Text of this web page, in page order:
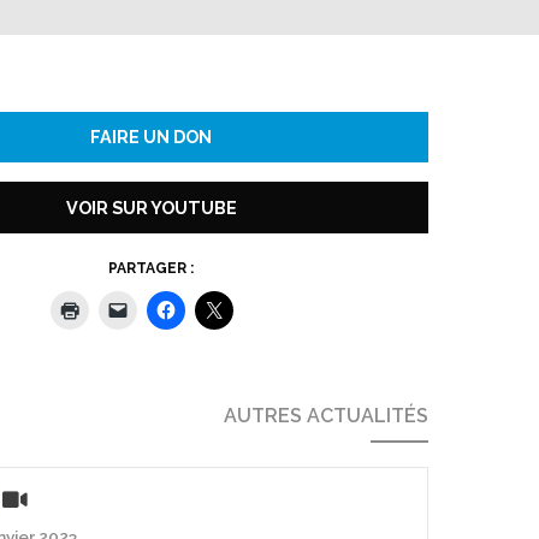
FAIRE UN DON
VOIR SUR YOUTUBE
PARTAGER :
AUTRES ACTUALITÉS